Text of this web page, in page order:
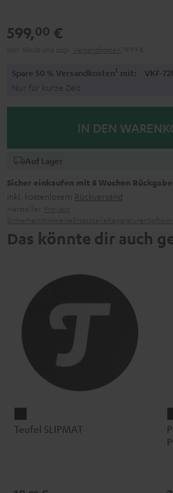
599,00 €
Spare 50 % Versandkosten1 mit: VKF-
Nur für kurze Zeit
IN DEN
Auf Lager
Sicher einkaufen mit 8 Wochen
inkl. kostenlosem Rückversand
Das könnte dir auch
SLIPMAT
Teufel SLIPMAT